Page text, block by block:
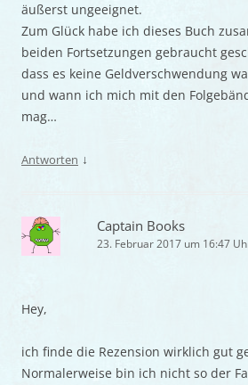
äußerst ungeeignet.
Zum Glück habe ich dieses Buch
beiden Fortsetzungen gebraucht
dass es keine Geldverschwendung
und wann ich mich mit den
mag…
Antworten ↓
Captain Books
23. Februar 2017 um 16:47
Hey,
ich finde die Rezension wirklich gut
Normalerweise bin ich nicht so der